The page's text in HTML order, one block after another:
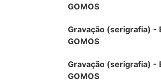
GOMOS
Gravação (serigrafia) -
GOMOS
Gravação (serigrafia) -
GOMOS